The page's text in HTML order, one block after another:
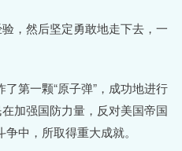
，然后坚定勇敢地走下去，一
第一颗“原子弹”，成功地进行
加强国防力量，反对美国帝国
争中，所取得重大成就。